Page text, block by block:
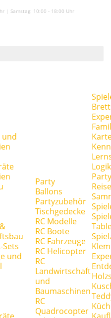
| Samstag: 10:00 - 18:00 Uhr
und
Sets
und
Party
Ballons
Partyzubehör
Tischgedecke
RC Modelle
RC Boote
RC Fahrzeuge
RC Helicopter
RC
Landwirtschaft
und
Baumaschinen
RC
Quadrocopter